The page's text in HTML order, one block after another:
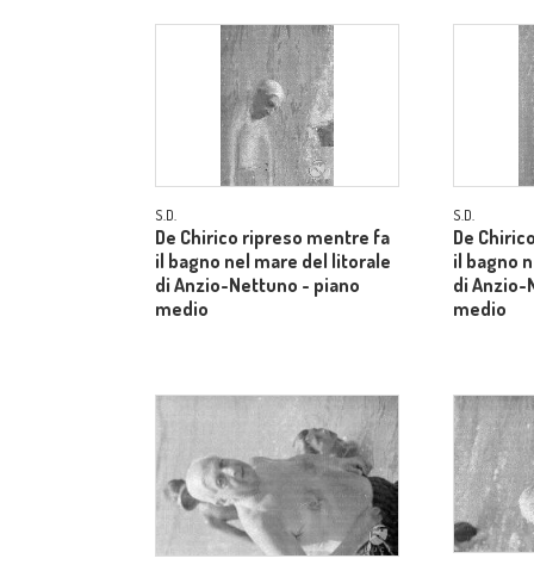
S.D.
De Chirico ripreso mentre fa
il bagno nel mare del litorale
di Anzio-Nettuno - piano
medio
S.D.
De
il bagno
di Anzio-
medio